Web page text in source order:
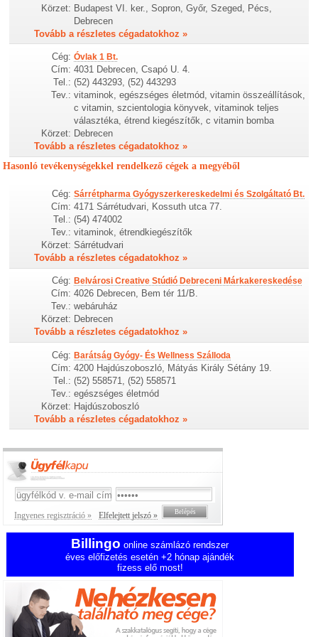
Körzet: Budapest VI. ker., Sopron, Győr, Szeged, Pécs,
Debrecen
Tovább a részletes cégadatokhoz »
Cég: Óvlak 1 Bt.
Cím: 4031 Debrecen, Csapó U. 4.
Tel.: (52) 443293, (52) 443293
Tev.: vitaminok, egészséges életmód, vitamin összeállítások,
c vitamin, szcientologia könyvek, vitaminok teljes
választéka, étrend kiegészítők, c vitamin bomba
Körzet: Debrecen
Tovább a részletes cégadatokhoz »
Hasonló tevékenységekkel rendelkező cégek a megyéből
Cég: Sárrétpharma Gyógyszerkereskedelmi és Szolgáltató Bt.
Cím: 4171 Sárrétudvari, Kossuth utca 77.
Tel.: (54) 474002
Tev.: vitaminok, étrendkiegészítők
Körzet: Sárrétudvari
Tovább a részletes cégadatokhoz »
Cég: Belvárosi Creative Stúdió Debreceni Márkakereskedése
Cím: 4026 Debrecen, Bem tér 11/B.
Tev.: webáruház
Körzet: Debrecen
Tovább a részletes cégadatokhoz »
Cég: Barátság Gyógy- És Wellness Szálloda
Cím: 4200 Hajdúszoboszló, Mátyás Király Sétány 19.
Tel.: (52) 558571, (52) 558571
Tev.: egészséges életmód
Körzet: Hajdúszoboszló
Tovább a részletes cégadatokhoz »
Ingyenes regisztráció » Elfelejtett jelszó »
Billingo online számlázó rendszer
éves előfizetés esetén +2 hónap ajándék
fizess elő most!